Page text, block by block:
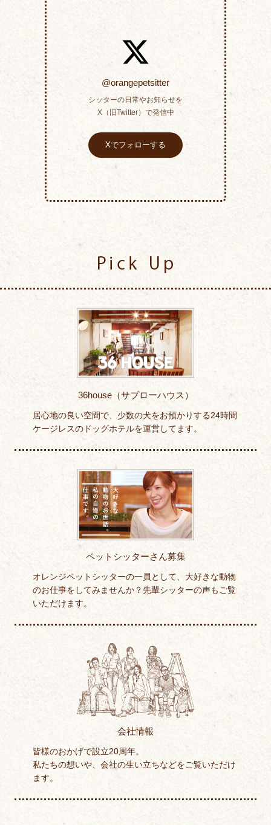
@orangepetsitter
シッターの日常やお知らせを
X（旧Twitter）で発信中
Xでフォローする
36house（サブローハウス）
居心地の良い空間で、少数の犬をお預かりする24時間
ケージレスのドッグホテルを運営してます。
ペットシッターさん募集
オレンジペットシッターの一員として、大好きな動物
のお仕事をしてみませんか？先輩シッターの声もご覧
いただけます。
会社情報
皆様のおかげで設立20周年。
私たちの想いや、会社の生い立ちなどをご覧いただけ
ます。